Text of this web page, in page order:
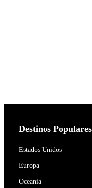
Destinos Populares
Estados Unidos
Europa
Oceania